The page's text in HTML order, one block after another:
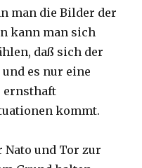
man die Bilder der
kann man sich
daß sich der
es nur eine
ernsthaft
kommt.
und Tor zur